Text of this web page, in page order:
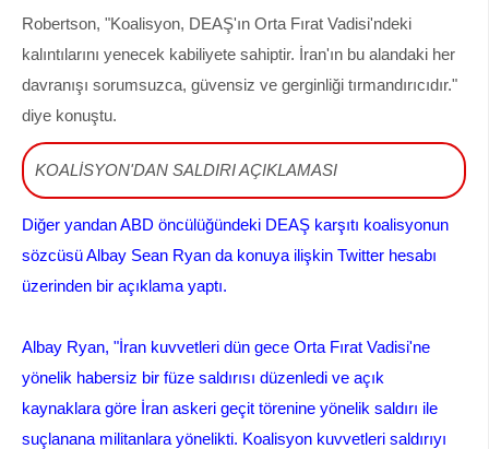
Robertson, "Koalisyon, DEAŞ'ın Orta Fırat Vadisi'ndeki
kalıntılarını yenecek kabiliyete sahiptir. İran'ın bu alandaki her
davranışı sorumsuzca, güvensiz ve gerginliği tırmandırıcıdır."
diye konuştu.
KOALİSYON'DAN SALDIRI AÇIKLAMASI
Diğer yandan ABD öncülüğündeki DEAŞ karşıtı koalisyonun
sözcüsü Albay Sean Ryan da konuya ilişkin Twitter hesabı
üzerinden bir açıklama yaptı.
Albay Ryan, "İran kuvvetleri dün gece Orta Fırat Vadisi'ne
yönelik habersiz bir füze saldırısı düzenledi ve açık
kaynaklara göre İran askeri geçit törenine yönelik saldırı ile
suçlanana militanlara yönelikti. Koalisyon kuvvetleri saldırıyı